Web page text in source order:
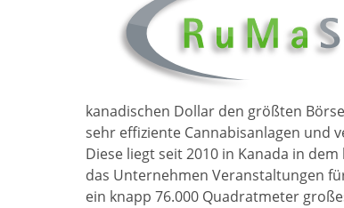
kanadischen Dollar den größten
sehr effiziente Cannabisanlagen und
Diese liegt seit 2010 in Kanada in
das Unternehmen Veranstaltungen
ein knapp 76.000 Quadratmeter